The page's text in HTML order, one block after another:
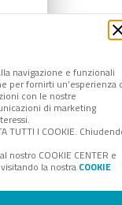
navigazione e funzionali
per fornirti un’esperienza
con le nostre
di marketing
TUTTI I COOKIE.
COOKIE CENTER e
la nostra COOKIE